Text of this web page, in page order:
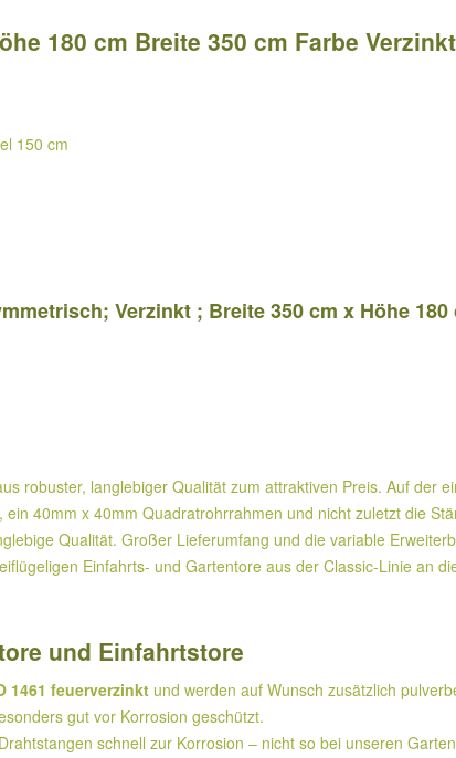
180 cm Breite 350 cm Farbe
150 cm
Verzinkt ; Breite 350 cm x Höhe 180
robuster, langlebiger Qualität zum attraktiven Preis. Auf der
40mm x 40mm Quadratrohrrahmen und nicht zuletzt die
Qualität. Großer Lieferumfang und die variable
Einfahrts- und Gartentore aus der Classic-Linie an
und Einfahrtstore
1461 feuerverzinkt und werden auf Wunsch zusätzlich
gut vor Korrosion geschützt.
schnell zur Korrosion – nicht so bei unseren